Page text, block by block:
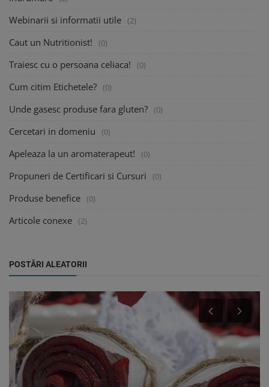
Webinarii si informatii utile (2)
Caut un Nutritionist! (0)
Traiesc cu o persoana celiaca! (0)
Cum citim Etichetele? (0)
Unde gasesc produse fara gluten? (0)
Cercetari in domeniu (0)
Apeleaza la un aromaterapeut! (0)
Propuneri de Certificari si Cursuri (0)
Produse benefice (0)
Articole conexe (2)
POSTĂRI ALEATORII